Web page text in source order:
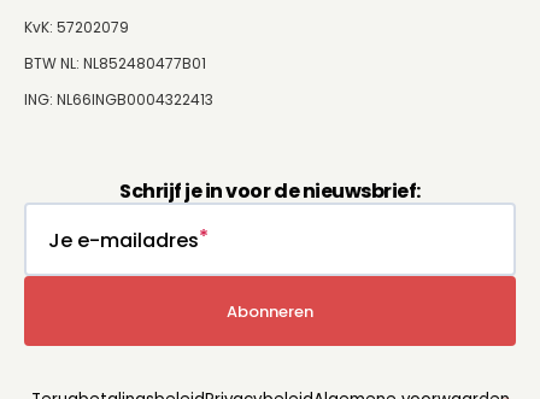
KvK: 57202079
BTW NL: NL852480477B01
ING: NL66INGB0004322413
Schrijf je in voor de nieuwsbrief:
Je e-mailadres
Abonneren